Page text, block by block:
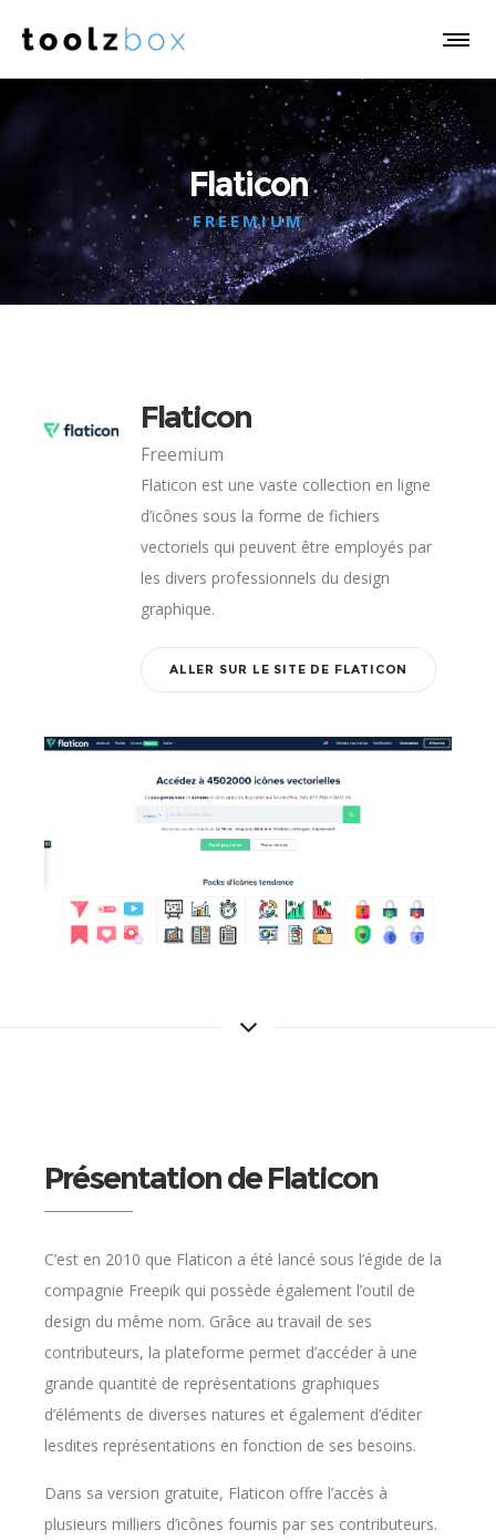
Flaticon
FREEMIUM
Flaticon
Freemium
Flaticon est une vaste collection en ligne
d’icônes sous la forme de fichiers
vectoriels qui peuvent être employés par
les divers professionnels du design
graphique.
ALLER SUR LE SITE DE FLATICON
Présentation de Flaticon
C’est en 2010 que Flaticon a été lancé sous l’égide de la
compagnie Freepik qui possède également l’outil de
design du même nom. Grâce au travail de ses
contributeurs, la plateforme permet d’accéder à une
grande quantité de représentations graphiques
d’éléments de diverses natures et également d’éditer
lesdites représentations en fonction de ses besoins.
Dans sa version gratuite, Flaticon offre l’accès à
plusieurs milliers d’icônes fournis par ses contributeurs.